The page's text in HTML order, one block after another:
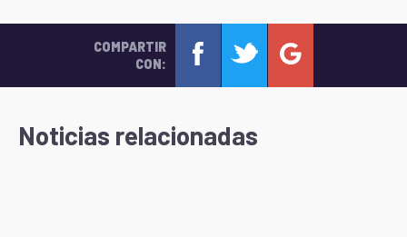
COMPARTIR
CON:
Noticias relacionadas